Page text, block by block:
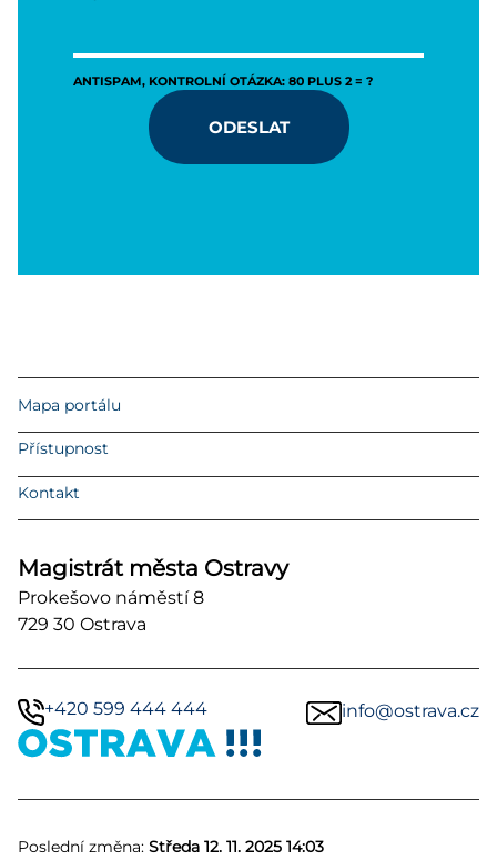
ANTISPAM, KONTROLNÍ OTÁZKA: 80 PLUS 2 = ?
ODESLAT
Mapa portálu
Přístupnost
Kontakt
Magistrát města Ostravy
Prokešovo náměstí 8
729 30 Ostrava
+420 599 444 444 info@ostrava.cz
Poslední změna: Středa 12. 11. 2025 14:03